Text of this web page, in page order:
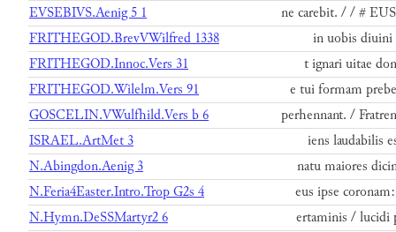
EVSEBIVS.Aenig 5 1
ne carebit. / / #
FRITHEGOD.BrevVWilfred 1338
in uobis diuini
FRITHEGOD.Innoc.Vers 31
t ignari uitae
FRITHEGOD.Wilelm.Vers 91
e tui formam
GOSCELIN.VWulfhild.Vers b 6
perhennant. /
ISRAEL.ArtMet 3
iens laudabilis
N.Abingdon.Aenig 3
natu maiores
N.Feria4Easter.Intro.Trop G2s 4
eus ipse
N.Hymn.DeSSMartyr2 6
ertaminis / lucidi